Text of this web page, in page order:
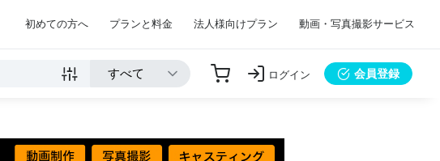
初めての方へ プランと料金 法人様向けプラン 動画・写真撮影サービス
ログイン 会員登録